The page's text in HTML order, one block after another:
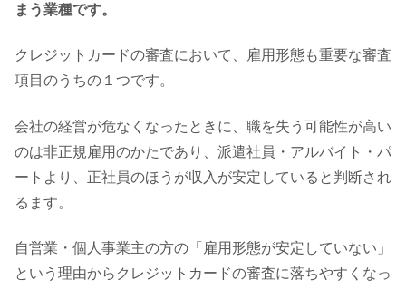
まう業種です。
クレジットカードの審査において、雇用形態も重要な審査
項目のうちの１つです。
会社の経営が危なくなったときに、職を失う可能性が高い
のは非正規雇用のかたであり、派遣社員・アルバイト・パ
ートより、正社員のほうが収入が安定していると判断され
るます。
自営業・個人事業主の方の「雇用形態が安定していない」
という理由からクレジットカードの審査に落ちやすくなっ